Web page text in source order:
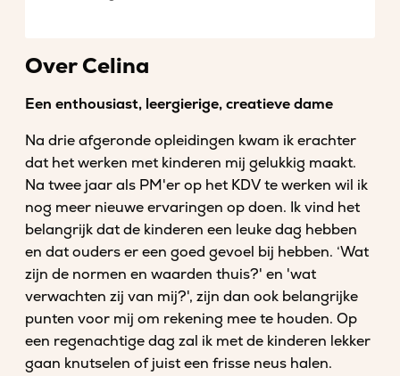
Over Celina
Een enthousiast, leergierige, creatieve dame
Na drie afgeronde opleidingen kwam ik erachter
dat het werken met kinderen mij gelukkig maakt.
Na twee jaar als PM'er op het KDV te werken wil ik
nog meer nieuwe ervaringen op doen. Ik vind het
belangrijk dat de kinderen een leuke dag hebben
en dat ouders er een goed gevoel bij hebben. ‘Wat
zijn de normen en waarden thuis?' en 'wat
verwachten zij van mij?', zijn dan ook belangrijke
punten voor mij om rekening mee te houden. Op
een regenachtige dag zal ik met de kinderen lekker
gaan knutselen of juist een frisse neus halen.